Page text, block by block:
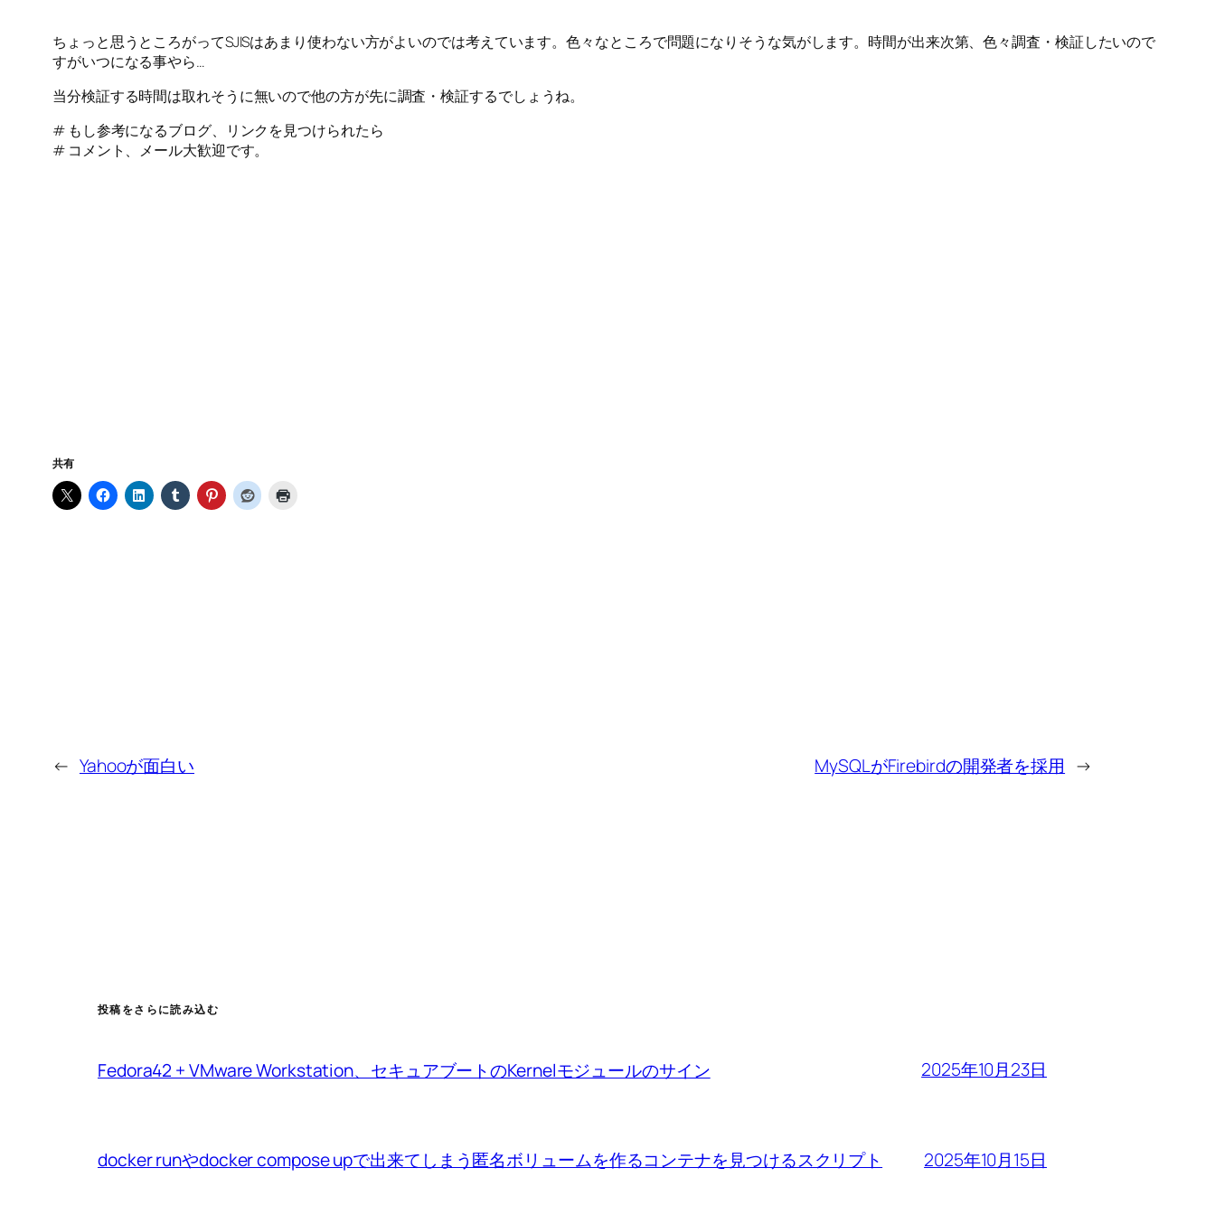
ちょっと思うところがってSJISはあまり使わない方がよいのでは考えています。色々なところで問題になりそうな気がします。時間が出来次第、色々調査・検証したいので
すがいつになる事やら…
当分検証する時間は取れそうに無いので他の方が先に調査・検証するでしょうね。
# もし参考になるブログ、リンクを見つけられたら
# コメント、メール大歓迎です。
共有
← Yahooが面白い MySQLがFirebirdの開発者を採用 →
投稿をさらに読み込む
Fedora42 + VMware Workstation、セキュアブートのKernelモジュールのサイン 2025年10月23日
docker runやdocker compose upで出来てしまう匿名ボリュームを作るコンテナを見つけるスクリプト 2025年10月15日